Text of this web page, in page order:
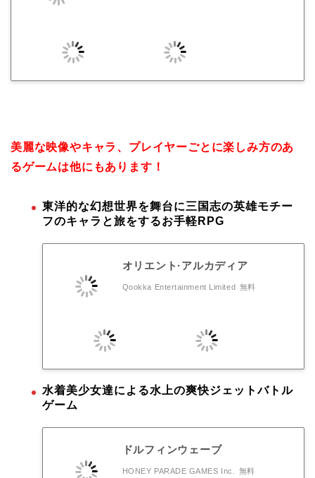
美麗な映像やキャラ、プレイヤーごとに楽しみ方のあ
るゲームは他にもあります！
東洋的な幻想世界を舞台に三国志の英雄モチー
フのキャラと旅をするお手軽RPG
オリエント·アルカディア
Qookka Entertainment Limited 無料
水着美少女達による水上の爽快ジェットバトル
ゲーム
ドルフィンウェーブ
HONEY PARADE GAMES Inc. 無料